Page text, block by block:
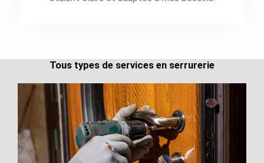
Tous types de services en serrurerie